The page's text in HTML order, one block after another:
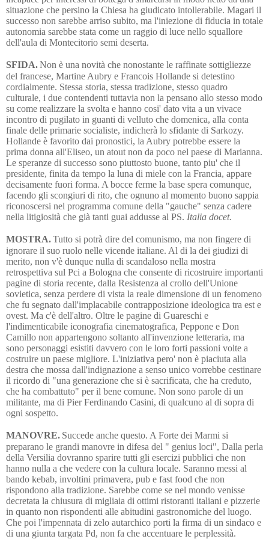
situazione che persino la Chiesa ha giudicato intollerabile. Magari il
successo non sarebbe arriso subito, ma l'iniezione di fiducia in totale
autonomia sarebbe stata come un raggio di luce nello squallore
dell'aula di Montecitorio semi deserta.
SFIDA.Non è una novità che nonostante le raffinate sottigliezze
del francese, Martine Aubry e Francois Hollande si detestino
cordialmente. Stessa storia, stessa tradizione, stesso quadro
culturale, i due contendenti tuttavia non la pensano allo stesso modo
su come realizzare la svolta e hanno cosi' dato vita a un vivace
incontro di pugilato in guanti di velluto che domenica, alla conta
finale delle primarie socialiste, indicherà lo sfidante di Sarkozy.
Hollande è favorito dai pronostici, la Aubry potrebbe essere la
prima donna all'Eliseo, un atout non da poco nel paese di Marianna.
Le speranze di successo sono piuttosto buone, tanto piu' che il
presidente, finita da tempo la luna di miele con la Francia, appare
decisamente fuori forma. A bocce ferme la base spera comunque,
facendo gli scongiuri di rito, che ognuno al momento buono sappia
riconoscersi nel programma comune della "gauche" senza cadere
nella litigiosità che già tanti guai addusse al PS. Italia docet.
MOSTRA.Tutto si potrà dire del comunismo, ma non fingere di
ignorare il suo ruolo nelle vicende italiane. Al di la dei giudizi di
merito, non v'è dunque nulla di scandaloso nella mostra
retrospettiva sul Pci a Bologna che consente di ricostruire importanti
pagine di storia recente, dalla Resistenza al crollo dell'Unione
sovietica, senza perdere di vista la reale dimensione di un fenomeno
che fu segnato dall'implacabile contrapposizione ideologica tra est e
ovest. Ma c'è dell'altro. Oltre le pagine di Guareschi e
l'indimenticabile iconografia cinematografica, Peppone e Don
Camillo non appartengono soltanto all'invenzione letteraria, ma
sono personaggi esistiti davvero con le loro forti passioni volte a
costruire un paese migliore. L'iniziativa pero' non è piaciuta alla
destra che mossa dall'indignazione a senso unico vorrebbe cestinare
il ricordo di "una generazione che si è sacrificata, che ha creduto,
che ha combattuto" per il bene comune. Non sono parole di un
militante, ma di Pier Ferdinando Casini, di qualcuno al di sopra di
ogni sospetto.
MANOVRE. Succede anche questo. A Forte dei Marmi si
preparano le grandi manovre in difesa del " genius loci", Dalla perla
della Versilia dovranno sparire tutti gli esercizi pubblici che non
hanno nulla a che vedere con la cultura locale. Saranno messi al
bando kebab, involtini primavera, pub e fast food che non
rispondono alla tradizione. Sarebbe come se nel mondo venisse
decretata la chiusura di migliaia di ottimi ristoranti italiani e pizzerie
in quanto non rispondenti alle abitudini gastronomiche del luogo.
Che poi l'impennata di zelo autarchico porti la firma di un sindaco e
di una giunta targata Pd, non fa che accentuare le perplessità.